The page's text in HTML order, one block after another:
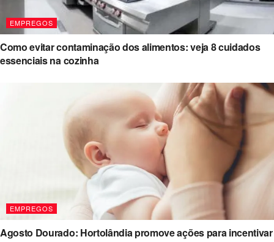
EMPREGOS
Como evitar contaminação dos alimentos: veja 8 cuidados
essenciais na cozinha
EMPREGOS
Agosto Dourado: Hortolândia promove ações para incentivar